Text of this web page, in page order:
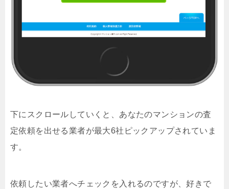
下にスクロールしていくと、あなたのマンションの査
定依頼を出せる業者が最大6社ピックアップされていま
す。
依頼したい業者へチェックを入れるのですが、好きで